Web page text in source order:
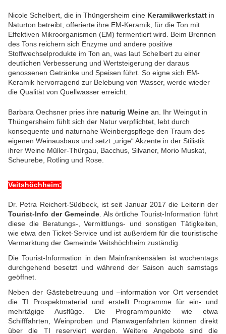
Nicole Schelbert, die in Thüngersheim eine Keramikwerkstatt in
Naturton betreibt, offerierte ihre EM-Keramik, für die Ton mit
Effektiven Mikroorganismen (EM) fermentiert wird. Beim Brennen
des Tons reichern sich Enzyme und andere positive
Stoffwechselprodukte im Ton an, was laut Schelbert zu einer
deutlichen Verbesserung und Wertsteigerung der daraus
genossenen Getränke und Speisen führt. So eigne sich EM-
Keramik hervorragend zur Belebung von Wasser, werde wieder
die Qualität von Quellwasser erreicht.
Barbara Oechsner pries ihre naturig Weine an. Ihr Weingut in
Thüngersheim fühlt sich der Natur verpflichtet, lebt durch
konsequente und naturnahe Weinbergspflege den Traum des
eigenen Weinausbaus und setzt „urige“ Akzente in der Stilistik
ihrer Weine Müller-Thürgau, Bacchus, Silvaner, Morio Muskat,
Scheurebe, Rotling und Rose.
Veitshöchheim:
Dr. Petra Reichert-Südbeck, ist seit Januar 2017 die Leiterin der
Tourist-Info der Gemeinde. Als örtliche Tourist-Information führt
diese die Beratungs-, Vermittlungs- und sonstigen Tätigkeiten,
wie etwa den Ticket-Service und ist außerdem für die touristische
Vermarktung der Gemeinde Veitshöchheim zuständig.
Die Tourist-Information in den Mainfrankensälen ist wochentags
durchgehend besetzt und während der Saison auch samstags
geöffnet.
Neben der Gästebetreuung und –information vor Ort versendet
die TI Prospektmaterial und erstellt Programme für ein- und
mehrtägige Ausflüge. Die Programmpunkte wie etwa
Schifffahrten, Weinproben und Planwagenfahrten können direkt
über die TI reserviert werden. Weitere Angebote sind die